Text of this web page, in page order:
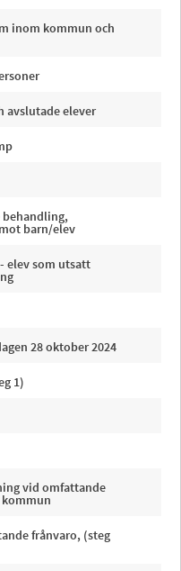
inom kommun och
avslutade elever
behandling,
barn/elev
elev som utsatt
28 oktober 2024
1)
vid omfattande
frånvaro, (steg